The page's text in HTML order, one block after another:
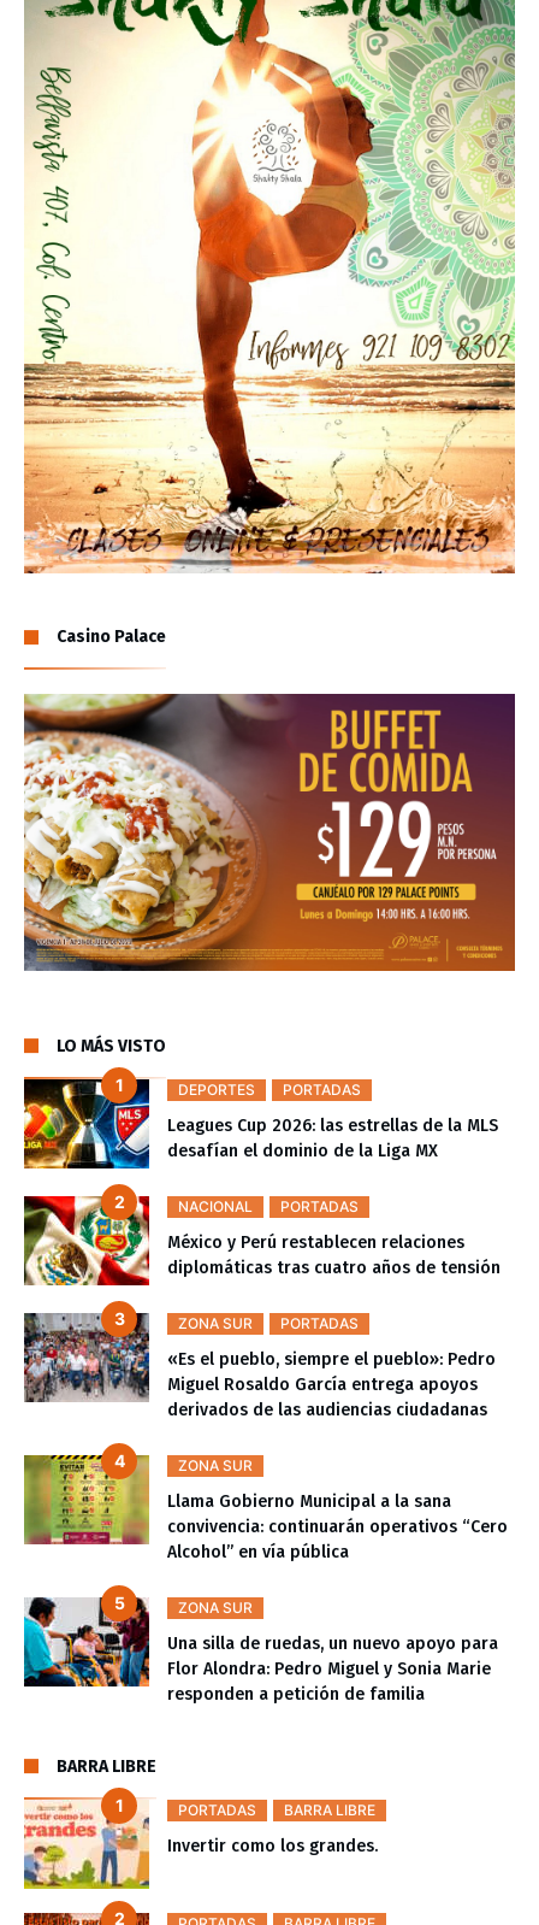
Casino Palace
LO MÁS VISTO
DEPORTES PORTADAS
Leagues Cup 2026: las estrellas de la MLS
desafían el dominio de la Liga MX
NACIONAL PORTADAS
México y Perú restablecen relaciones
diplomáticas tras cuatro años de tensión
ZONA SUR PORTADAS
«Es el pueblo, siempre el pueblo»: Pedro
Miguel Rosaldo García entrega apoyos
derivados de las audiencias ciudadanas
ZONA SUR
Llama Gobierno Municipal a la sana
convivencia: continuarán operativos “Cero
Alcohol” en vía pública
ZONA SUR
Una silla de ruedas, un nuevo apoyo para
Flor Alondra: Pedro Miguel y Sonia Marie
responden a petición de familia
BARRA LIBRE
PORTADAS BARRA LIBRE
Invertir como los grandes.